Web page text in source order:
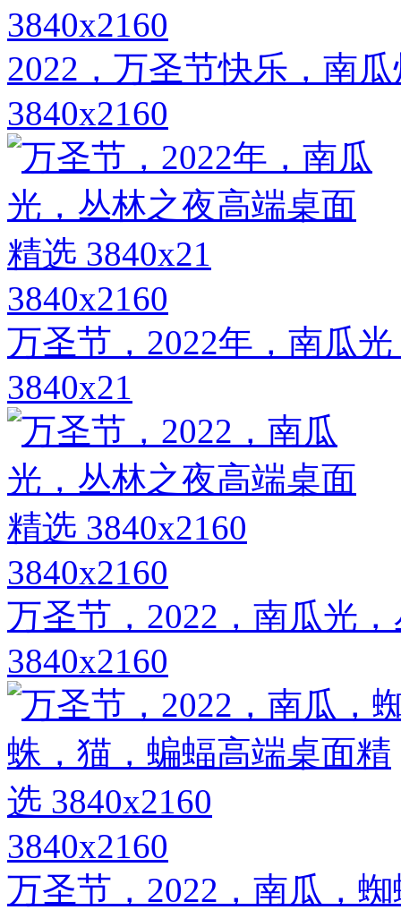
3840x2160
2022，万圣节快乐，南
3840x2160
3840x2160
万圣节，2022年，南瓜
3840x21
3840x2160
万圣节，2022，南瓜光
3840x2160
3840x2160
万圣节，2022，南瓜，